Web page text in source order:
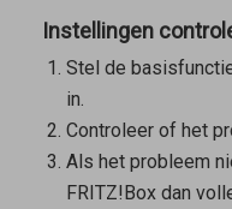
Instellingen
Stel de
in.
Controleer of het
Als het probleem
FRITZ!Box dan